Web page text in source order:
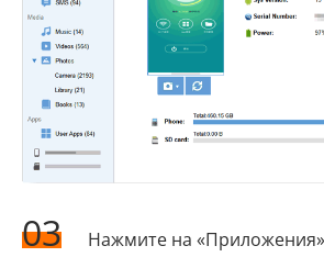
03
Нажмите на